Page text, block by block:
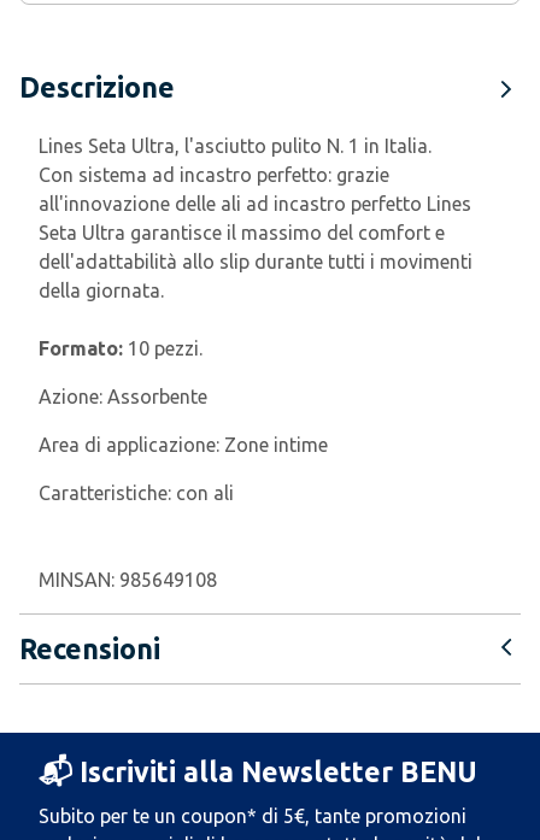
Descrizione
Lines Seta Ultra, l'asciutto pulito N. 1 in Italia.
Con sistema ad incastro perfetto: grazie
all'innovazione delle ali ad incastro perfetto Lines
Seta Ultra garantisce il massimo del comfort e
dell'adattabilità allo slip durante tutti i movimenti
della giornata.
Formato: 10 pezzi.
Azione: Assorbente
Area di applicazione: Zone intime
Caratteristiche: con ali
MINSAN: 985649108
Recensioni
📬 Iscriviti alla Newsletter BENU
Subito per te un coupon* di 5€, tante promozioni